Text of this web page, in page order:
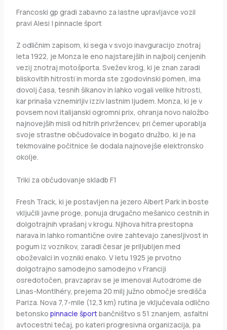
Francoski gp gradi zabavno za lastne upravljavce vozil
pravi Alesi | pinnacle šport
Z odličnim zapisom, ki sega v svojo inavguracijo znotraj
leta 1922, je Monza le eno najstarejših in najbolj cenjenih
vezij znotraj motošporta. Svežev krog, ki je znan zaradi
bliskovitih hitrosti in morda ste zgodovinski pomen, ima
dovolj časa, tesnih šikanov in lahko vogali velike hitrosti,
kar prinaša vznemirljiv izziv lastnim ljudem. Monza, ki je v
povsem novi italijanski ogromni prix, ohranja novo naložbo
najnovejših misli od hitrih privržencev, pri čemer uporablja
svoje strastne občudovalce in bogato družbo, ki je na
tekmovalne počitnice še dodala najnovejše elektronsko
okolje.
Triki za občudovanje skladb F1
Fresh Track, ki je postavljen na jezero Albert Park in boste
vključili javne proge, ponuja drugačno mešanico cestnih in
dolgotrajnih vprašanj v krogu. Njihova hitra prestopna
narava in lahko romantične ovire zahtevajo zanesljivost in
pogum iz voznikov, zaradi česar je priljubljen med
oboževalci in vozniki enako. V letu 1925 je prvotno
dolgotrajno samodejno samodejno v Franciji
osredotočen, pravzaprav se je imenoval Autodrome de
Linas-Montlhéry, prejema 20 milj južno območje središča
Pariza. Nova 7,7-mile (12,3 km) rutina je vključevala odlično
betonsko pinnacle športbančništvo s 51 znanjem, asfaltni
avtocestni tečaj, po kateri progresivna organizacija, pa